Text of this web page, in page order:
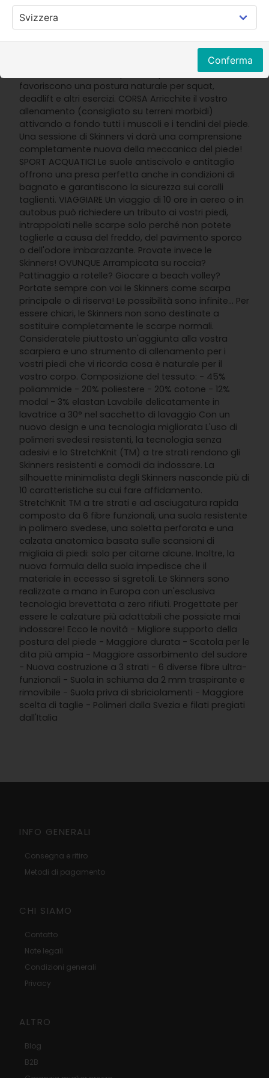
ciclismo, ecc.). CORSA ED ESCURSIONISMO Allunga e
corpo, attivano ogni muscolo e tendine e lasciano
che i vostri piedi facciano il loro dovere. PALESTRA Le
suole antitraccia sono perfette per l'uso al chiuso e
favoriscono una postura naturale per squat,
deadlift e altri esercizi. CORSA Arricchite il vostro
allenamento (consigliato su terreni morbidi)
attivando a fondo tutti i muscoli e i tendini del piede.
Una sessione di Skinners vi darà una comprensione
completamente nuova della meccanica del piede!
SPORT ACQUATICI Le suole antiscivolo e antitaglio
offrono una presa perfetta anche in condizioni di
bagnato e garantiscono la sicurezza sui coralli
taglienti. VIAGGIARE Un viaggio di 10 ore in aereo o in
autobus può richiedere un tributo ai vostri piedi,
intrappolati nelle scarpe solo perché non potete
toglierle a causa del freddo, del pavimento sporco
o dell'odore imbarazzante. Provate invece le
Skinners! OVUNQUE Arrampicata su roccia?
Pattinaggio a rotelle? Giocare a beach volley?
Portate sempre con voi le Skinners come scarpa
principale o di riserva! Le possibilità sono infinite... Per
essere chiari, le Skinners non sono destinate a
sostituire completamente le scarpe normali.
Consideratele piuttosto un'aggiunta alla vostra
scarpiera e uno strumento di allenamento per i
vostri piedi che vi ricorda cosa è naturale per il
vostro corpo. Composizione del tessuto: - 45%
poliammide - 20% poliestere - 20% cotone - 12%
modal - 3% elastan Lavabile delicatamente in
lavatrice a 30° nel sacchetto di lavaggio Con un
nuovo design e una tecnologia migliorata L'uso di
polimeri svedesi resistenti, la tecnologia senza
adesivi e lo StretchKnit (TM) a tre strati rendono gli
Skinners resistenti e comodi da indossare. La
silhouette minimalista degli Skinners nasconde più di
10 caratteristiche su cui fare affidamento.
StretchKnit TM a tre strati e ad asciugatura rapida
composto da 6 fibre funzionali, una suola resistente
in polimero svedese, una soletta perforata e una
calzata anatomica basata sulle scansioni di
migliaia di piedi: solo per citarne alcune. Inoltre, la
nuova formula della suola impedisce che il
materiale in eccesso si sgretoli. Le Skinners sono
realizzate a mano in Europa con un'esclusiva
tecnologia brevettata a zero rifiuti. Progettate per
essere le calzature più adattabili che possiate mai
indossare! Ecco le novità - Migliore supporto della
postura del piede - Maggiore durata - Scatola per le
dita più ampia - Maggiore assorbimento del sudore
- Nuova costruzione a 3 strati - 6 diverse fibre ultra-
funzionali - Suola in schiuma da 2 mm traspirante e
rimovibile - Suola priva di sbriciolamenti - Maggiore
scelta di taglie - Polimeri dalla Svezia e filati pregiati
dall'Italia
INFO GENERALI
Consegna e ritiro
Metodi di pagamento
CHI SIAMO
Contatto
Note legali
Condizioni generali
Privacy
ALTRO
Blog
B2B
Conferma